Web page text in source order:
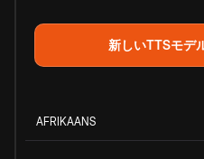
新しいTTSモデ
AFRIKAANS